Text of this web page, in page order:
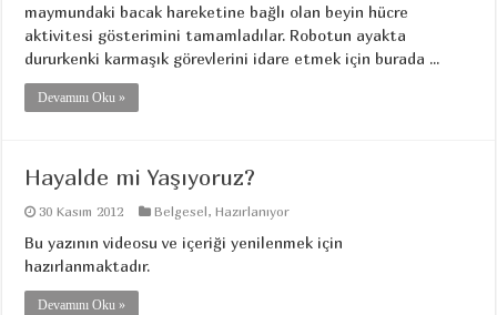
maymundaki bacak hareketine bağlı olan beyin hücre
aktivitesi gösterimini tamamladılar. Robotun ayakta
dururkenki karmaşık görevlerini idare etmek için burada ...
Devamını Oku »
Hayalde mi Yaşıyoruz?
30 Kasım 2012 Belgesel,Hazırlanıyor
Bu yazının videosu ve içeriği yenilenmek için
hazırlanmaktadır.
Devamını Oku »